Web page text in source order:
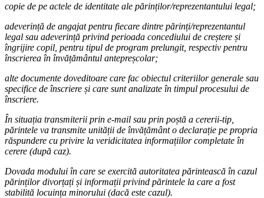
copie de pe actele de identitate ale părinților/reprezentantului legal;
adeverință de angajat pentru fiecare dintre părinți/reprezentantul
legal sau adeverință privind perioada concediului de creștere și
îngrijire copil, pentru tipul de program prelungit, respectiv pentru
înscrierea în învățământul antepreșcolar;
alte documente doveditoare care fac obiectul criteriilor generale sau
specifice de înscriere și care sunt analizate în timpul procesului de
înscriere.
În situația transmiterii prin e-mail sau prin poștă a cererii-tip,
părintele va transmite unității de învățământ o declarație pe propria
răspundere cu privire la veridicitatea informațiilor completate în
cerere (după caz).
Dovada modului în care se exercită autoritatea părintească în cazul
părinților divorțați și informații privind părintele la care a fost
stabilită locuința minorului (dacă este cazul).